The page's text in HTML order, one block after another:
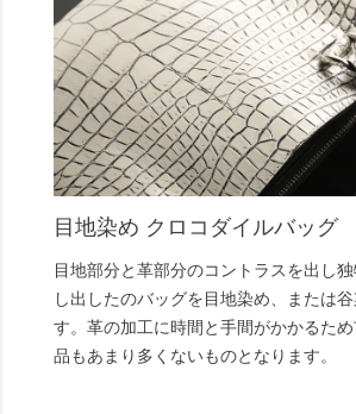
目地染め クロコダイルバッグ
目地部分と革部分のコントラスを出し
し出したのバッグを目地染め、または
す。革の加工に時間と手間がかかるた
品もあまり多くないものとなります。